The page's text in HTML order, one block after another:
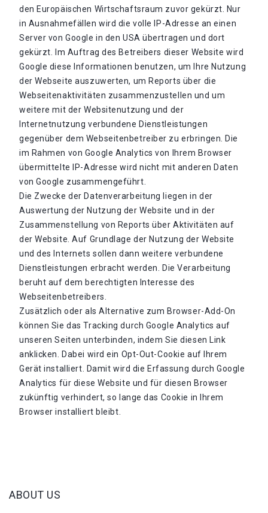
den Europäischen Wirtschaftsraum zuvor gekürzt. Nur
in Ausnahmefällen wird die volle IP-Adresse an einen
Server von Google in den USA übertragen und dort
gekürzt. Im Auftrag des Betreibers dieser Website wird
Google diese Informationen benutzen, um Ihre Nutzung
der Webseite auszuwerten, um Reports über die
Webseitenaktivitäten zusammenzustellen und um
weitere mit der Websitenutzung und der
Internetnutzung verbundene Dienstleistungen
gegenüber dem Webseitenbetreiber zu erbringen. Die
im Rahmen von Google Analytics von Ihrem Browser
übermittelte IP-Adresse wird nicht mit anderen Daten
von Google zusammengeführt.
Die Zwecke der Datenverarbeitung liegen in der
Auswertung der Nutzung der Website und in der
Zusammenstellung von Reports über Aktivitäten auf
der Website. Auf Grundlage der Nutzung der Website
und des Internets sollen dann weitere verbundene
Dienstleistungen erbracht werden. Die Verarbeitung
beruht auf dem berechtigten Interesse des
Webseitenbetreibers.
Zusätzlich oder als Alternative zum Browser-Add-On
können Sie das Tracking durch Google Analytics auf
unseren Seiten unterbinden, indem Sie diesen Link
anklicken. Dabei wird ein Opt-Out-Cookie auf Ihrem
Gerät installiert. Damit wird die Erfassung durch Google
Analytics für diese Website und für diesen Browser
zukünftig verhindert, so lange das Cookie in Ihrem
Browser installiert bleibt.
ABOUT US